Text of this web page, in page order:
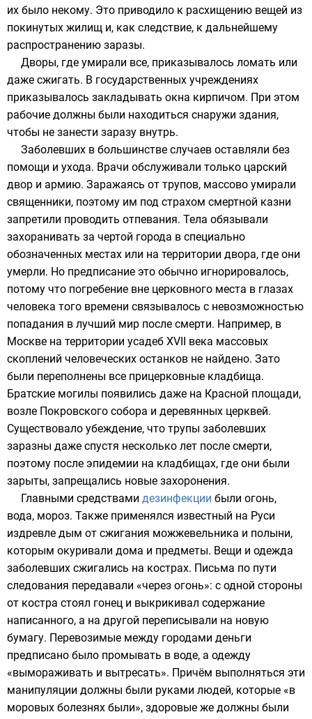
их было некому. Это приводило к расхищению вещей из
покинутых жилищ и, как следствие, к дальнейшему
распространению заразы.
Дворы, где умирали все, приказывалось ломать или
даже сжигать. В государственных учреждениях
приказывалось закладывать окна кирпичом. При этом
рабочие должны были находиться снаружи здания,
чтобы не занести заразу внутрь.
Заболевших в большинстве случаев оставляли без
помощи и ухода. Врачи обслуживали только царский
двор и армию. Заражаясь от трупов, массово умирали
священники, поэтому им под страхом смертной казни
запретили проводить отпевания. Тела обязывали
захоранивать за чертой города в специально
обозначенных местах или на территории двора, где они
умерли. Но предписание это обычно игнорировалось,
потому что погребение вне церковного места в глазах
человека того времени связывалось с невозможностью
попадания в лучший мир после смерти. Например, в
Москве на территории усадеб XVII века массовых
скоплений человеческих останков не найдено. Зато
были переполнены все прицерковные кладбища.
Братские могилы появились даже на Красной площади,
возле Покровского собора и деревянных церквей.
Существовало убеждение, что трупы заболевших
заразны даже спустя несколько лет после смерти,
поэтому после эпидемии на кладбищах, где они были
зарыты, запрещались новые захоронения.
Главными средствами дезинфекции были огонь,
вода, мороз. Также применялся известный на Руси
издревле дым от сжигания можжевельника и полыни,
которым окуривали дома и предметы. Вещи и одежда
заболевших сжигались на кострах. Письма по пути
следования передавали «через огонь»: с одной стороны
от костра стоял гонец и выкрикивал содержание
написанного, а на другой переписывали на новую
бумагу. Перевозимые между городами деньги
предписано было промывать в воде, а одежду
«вымораживать и вытресать». Причём выполняться эти
манипуляции должны были руками людей, которые «в
моровых болезнях были», здоровые же должны были